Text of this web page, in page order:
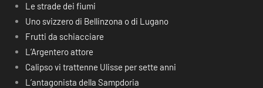
Le strade dei fiumi
Uno svizzero di Bellinzona o di Lugano
Frutti da schiacciare
L’Argentero attore
Calipso vi trattenne Ulisse per sette anni
L’antagonista della Sampdoria